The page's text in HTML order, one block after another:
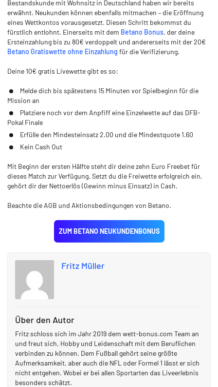
Bestandskunde mit Wohnsitz in Deutschland haben wir bereits
erwähnt. Neukunden können ebenfalls mitmachen – die Eröffnung
eines Wettkontos vorausgesetzt. Diesen Schritt bekommst du
fürstlich entlohnt. Einerseits mit dem Betano Bonus, der deine
Ersteinzahlung bis zu 80€ verdoppelt und andererseits mit der 20€
Betano Gratiswette ohne Einzahlung für die Verifizierung.
Deine 10€ gratis Livewette gibt es so:
Melde dich bis spätestens 15 Minuten vor Spielbeginn für die
Mission an
Platziere noch vor dem Anpfiff eine Einzelwette auf das DFB-
Pokal Finale
Erfülle den Mindesteinsatz 2.00 und die Mindestquote 1.60
Kein Cash Out
Mit Beginn der ersten Hälfte steht dir deine zehn Euro Freebet für
dieses Match zur Verfügung. Setzt du die Freiwette erfolgreich ein,
gehört dir der Nettoerlös (Gewinn minus Einsatz) in Cash.
Beachte die AGB und Aktionsbedingungen von Betano.
ZUM BETANO NEUKUNDENBONUS
Fritz Müller
Über den Autor
Fritz schloss sich im Jahr 2019 dem wett-bonus.com Team an
und freut sich, Hobby und Leidenschaft mit dem Beruflichen
verbinden zu können. Dem Fußball gehört seine größte
Aufmerksamkeit, aber auch die NFL oder Formel 1 lässt er sich
nicht entgehen. Wobei er bei allen Sportarten das Liveerlebnis
besonders schätzt.